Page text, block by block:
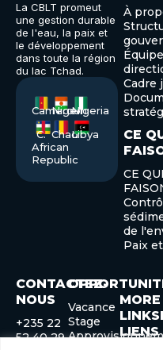
La CBLT promeut
une gestion durable
de l'eau, la paix et
le développement
dans toute la région
du lac Tchad.
Cameroon
NigerNigeria
C.
African
Republic
ChadLibya
À
Cadre
CE
CE
de
Paix
CONTACTEZ-
NOUS
+235 22
52 40 29
Vacance
Stage
MORE
LIENS